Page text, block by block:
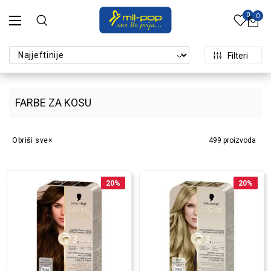
0 0
FARBE ZA KOSU
Filteri
499 proizvoda
Obriši sve
20% 20%